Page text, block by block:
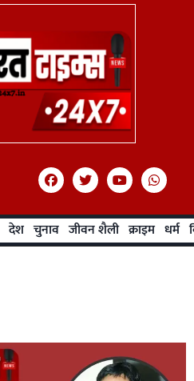
देश चुनाव जीवन शैली क्राइम धर्म